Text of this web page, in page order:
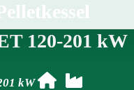
120-201 kW
kW